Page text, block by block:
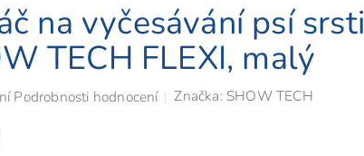
na vyčesávání psí srsti
TECH FLEXI, malý
Podrobnosti hodnocení Značka: SHOW TECH